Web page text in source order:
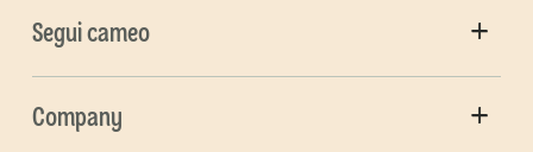
Segui cameo
Company